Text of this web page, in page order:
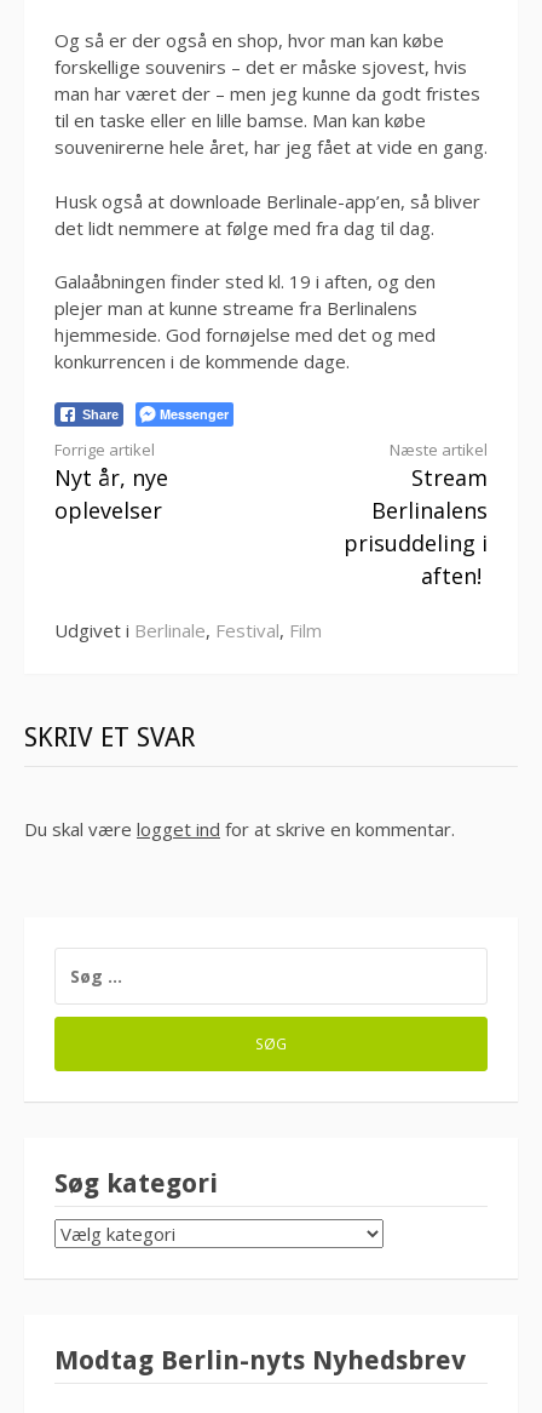
Og så er der også en shop, hvor man kan købe
forskellige souvenirs – det er måske sjovest, hvis
man har været der – men jeg kunne da godt fristes
til en taske eller en lille bamse. Man kan købe
souvenirerne hele året, har jeg fået at vide en gang.
Husk også at downloade Berlinale-app’en, så bliver
det lidt nemmere at følge med fra dag til dag.
Galaåbningen finder sted kl. 19 i aften, og den
plejer man at kunne streame fra Berlinalens
hjemmeside. God fornøjelse med det og med
konkurrencen i de kommende dage.
Share Messenger
Læs
videre
Forrige artikel
Nyt år, nye
oplevelser
Næste artikel
Stream
Berlinalens
prisuddeling i
aften!
Udgivet i Berlinale, Festival, Film
SKRIV ET SVAR
Du skal være logget ind for at skrive en kommentar.
EFTER:
Søg kategori
SØG
KATEGORI
Modtag Berlin-nyts Nyhedsbrev